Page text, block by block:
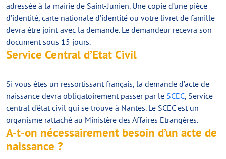
adressée à la mairie de Saint-Junien. Une copie d’une pièce
d’identité, carte nationale d’identité ou votre livret de famille
devra être joint avec la demande. Le demandeur recevra son
document sous 15 jours.
Service Central d’Etat Civil
Si vous êtes un ressortissant français, la demande d’acte de
naissance devra obligatoirement passer par le SCEC, Service
central d’état civil qui se trouve à Nantes. Le SCEC est un
organisme rattaché au Ministère des Affaires Etrangères.
A-t-on nécessairement besoin d’un acte de
naissance ?